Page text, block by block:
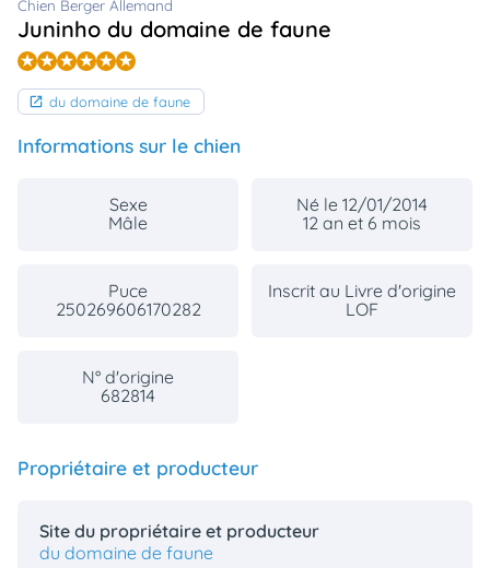
Connexion
Chien Berger Allemand
Juninho du domaine de faune
du domaine de faune
Informations sur le chien
Sexe
Mâle
Né le 12/01/2014
12 an et 6 mois
Puce
250269606170282
Inscrit au Livre d'origine
LOF
N° d'origine
682814
Propriétaire et producteur
Site du propriétaire et producteur
du domaine de faune